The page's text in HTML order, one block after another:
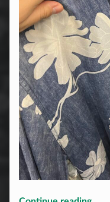
“看中了一件花衬衫”